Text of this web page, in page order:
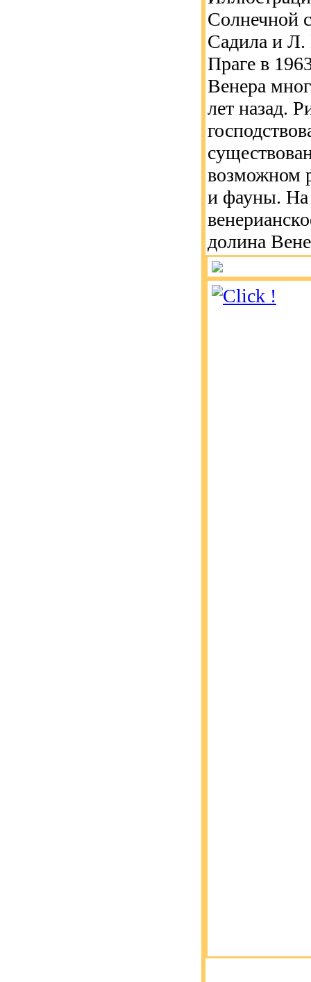
Солнечной
Садила и Л.
Праге в
Венера
лет назад.
возможном
и фауны. На
долина